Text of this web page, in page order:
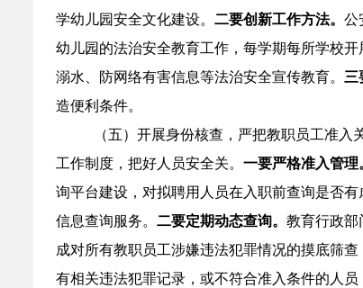
学幼儿园安全文化建设。 二要创新工作方法。 公
幼儿园的法治安全教育工作，每学期每所学校开
溺水、防网络有害信息等法治安全宣传教育。 三
造便利条件。
（五）开展身份核查，严把教职员工准
工作制度，把好人员安全关。 一要严格准入管理
询平台建设，对拟聘用人员在入职前查询是否
信息查询服务。 二要定期动态查询。 教育行政部
成对所有教职员工涉嫌违法犯罪情况的摸底筛查
有相关违法犯罪记录，或不符合准入条件的人